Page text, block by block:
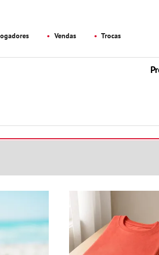
Vendas Trocas